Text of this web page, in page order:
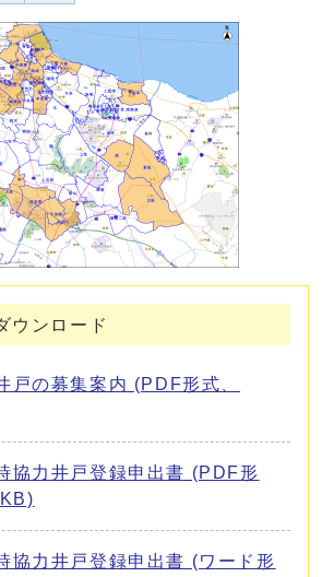
ウンロード
戸の募集案内 (PDF形式、
協力井戸登録申出書 (PDF形
協力井戸登録申出書 (ワード形